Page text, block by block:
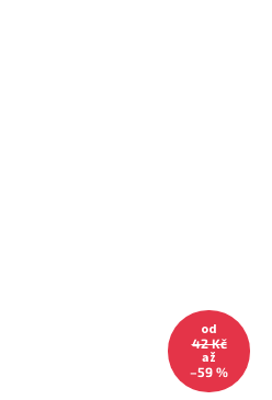
od
42 Kč
až
–59 %